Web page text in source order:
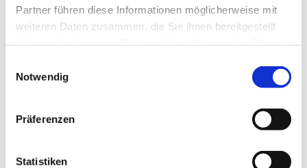
Partner führen diese Informationen möglicherweise mit
weiteren Daten zusammen, die Sie ihnen bereitgestellt
Notwendig
Präferenzen
Statistiken